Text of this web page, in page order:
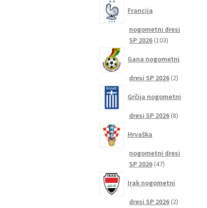
Francija
nogometni dresi
SP 2026 103103
Gana nogometni
dresi SP 2026 22
Grčija nogometni
dresi SP 2026 88
Hrvaška
nogometni dresi
SP 2026 4747
Irak nogometni
dresi SP 2026 22